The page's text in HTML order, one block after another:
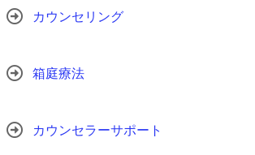
カウンセリング
箱庭療法
カウンセラーサポート